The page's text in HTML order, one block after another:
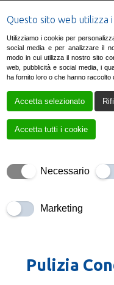
Pulizia
Questo sito web utilizza
Utilizziamo i cookie per
social media e per analizzare il
modo in cui utilizza il nostro sito
web, pubblicità e social media, i
ha fornito loro o che hanno raccolto
Accetta selezionato
Accetta tutti i cookie
Necessario
Marketing